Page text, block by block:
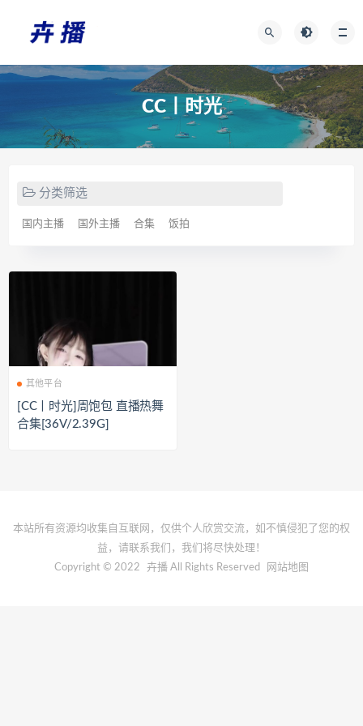
CC丨时光
分类筛选
国内主播 国外主播 合集 饭拍
其他平台
[CC丨时光]周饱包 直播热舞
合集[36V/2.39G]
本站所有资源均收集自互联网，仅供个人欣赏交流，如不慎侵犯了您的权
益，请联系我们，我们将尽快处理！
Copyright © 2022
卉播 All Rights Reserved 网站地图